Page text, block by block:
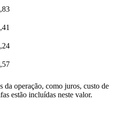
da operação, como juros, custo de
estão incluídas neste valor.